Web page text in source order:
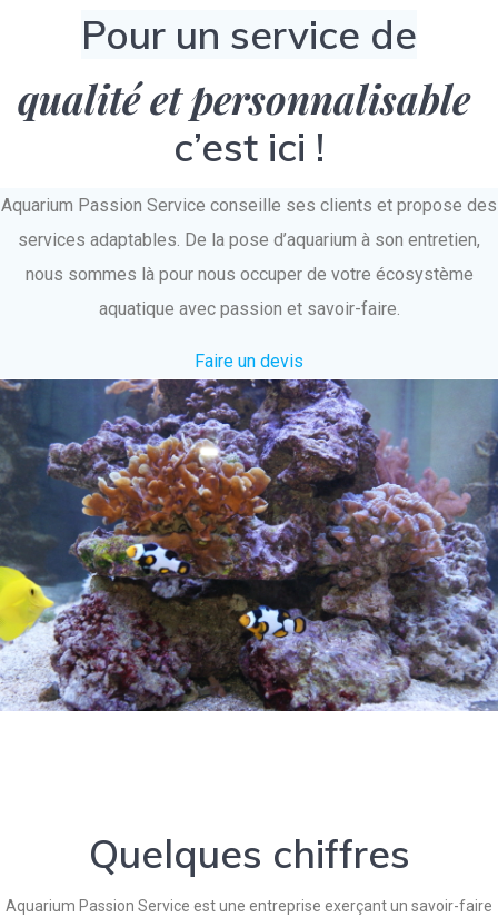
Pour un service de
qualité et personnalisable
c’est ici !
Aquarium Passion Service conseille ses clients et propose des
services adaptables. De la pose d’aquarium à son entretien,
nous sommes là pour nous occuper de votre écosystème
aquatique avec passion et savoir-faire.
Faire un devis
Quelques chiffres
Aquarium Passion Service est une entreprise exerçant un savoir-faire